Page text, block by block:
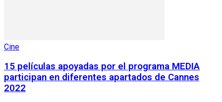
Cine
15 películas apoyadas por el programa MEDIA
participan en diferentes apartados de Cannes
2022